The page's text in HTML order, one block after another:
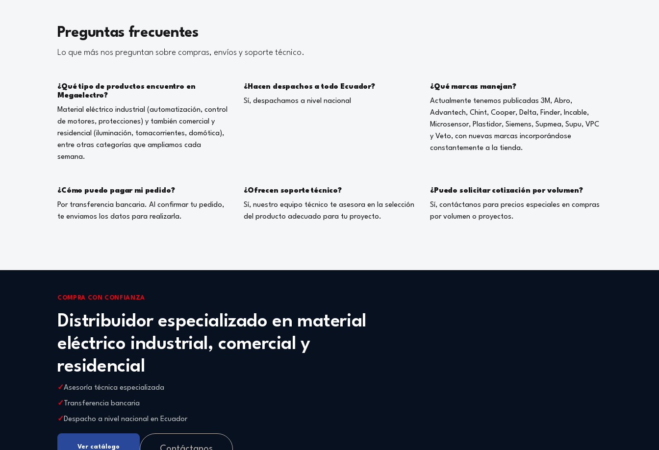
Preguntas frecuentes
Lo que más nos preguntan sobre compras, envíos y soporte técnico.
¿Qué tipo de productos encuentro en
Megaelectro?
Material eléctrico industrial (automatización, control
de motores, protecciones) y también comercial y
residencial (iluminación, tomacorrientes, domótica),
entre otras categorías que ampliamos cada
semana.
¿Hacen despachos a todo Ecuador?
Sí, despachamos a nivel nacional
¿Qué marcas manejan?
Actualmente tenemos publicadas 3M, Abro,
Advantech, Chint, Cooper, Delta, Finder, Incable,
Microsensor, Plastidor, Siemens, Supmea, Supu, VPC
y Veto, con nuevas marcas incorporándose
constantemente a la tienda.
¿Cómo puedo pagar mi pedido?
Por transferencia bancaria. Al confirmar tu pedido,
te enviamos los datos para realizarla.
¿Ofrecen soporte técnico?
Sí, nuestro equipo técnico te asesora en la selección
del producto adecuado para tu proyecto.
¿Puedo solicitar cotización por volumen?
Sí, contáctanos para precios especiales en compras
por volumen o proyectos.
COMPRA CON CONFIANZA
Distribuidor especializado en material
eléctrico industrial, comercial y
residencial
Asesoría técnica especializada
Transferencia bancaria
Despacho a nivel nacional en Ecuador
Ver catálogo